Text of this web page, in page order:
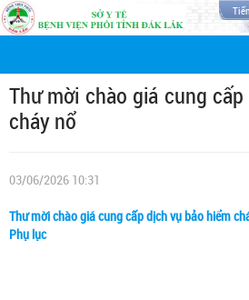
Thư mời chào giá cung
cháy nổ
03/06/2026 10:31
Thư mời chào giá cung cấp dịch vụ bảo hiểm
Phụ lục